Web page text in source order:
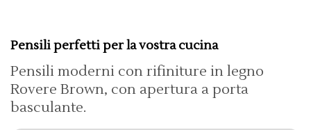
Pensili perfetti per la vostra cucina
Pensili moderni con rifiniture in legno
Rovere Brown, con apertura a porta
basculante.